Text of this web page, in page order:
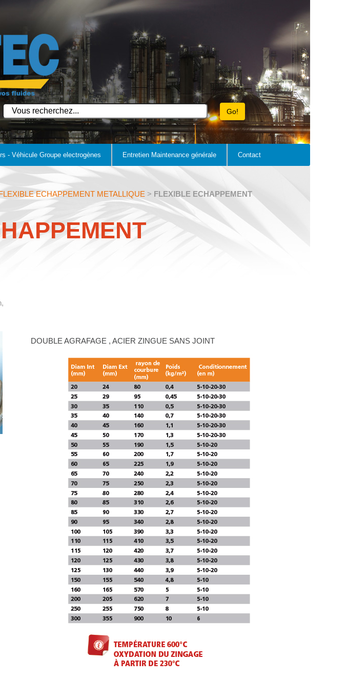
- Véhicule Groupe electrogènes Entretien Maintenance générale Contact
ECHAPPEMENT METALLIQUE > FLEXIBLE ECHAPPEMENT
DOUBLE AGRAFAGE , ACIER ZINGUE SANS JOINT